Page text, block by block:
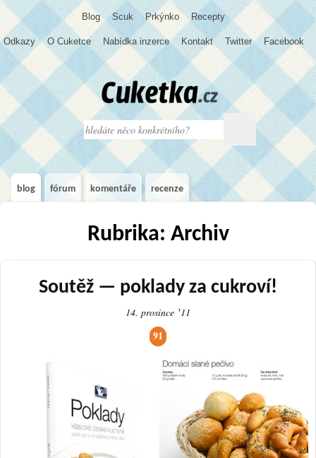
Blog Scuk Prkýnko Recepty
Odkazy O Cuketce Nabídka inzerce Kontakt Twitter Facebook
blog fórum komentáře recenze
Rubrika: Archiv
Soutěž — poklady za cukroví!
14. prosince ʼ11
91